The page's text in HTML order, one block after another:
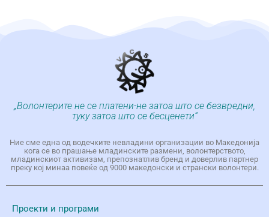
„Волонтерите не се платени-не затоа што се безвредни,
туку затоа што се бесценети“
Ние сме една од водечките невладини организации во Македонија
кога се во прашање младинските размени, волонтерството,
младинскиот активизам, препознатлив бренд и доверлив партнер
преку кој минаа повеќе од 9000 македонски и странски волонтери.
Проекти и програми